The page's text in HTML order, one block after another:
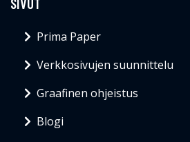
Prima Paper
Verkkosivujen suunnittelu
Graafinen ohjeistus
Blogi